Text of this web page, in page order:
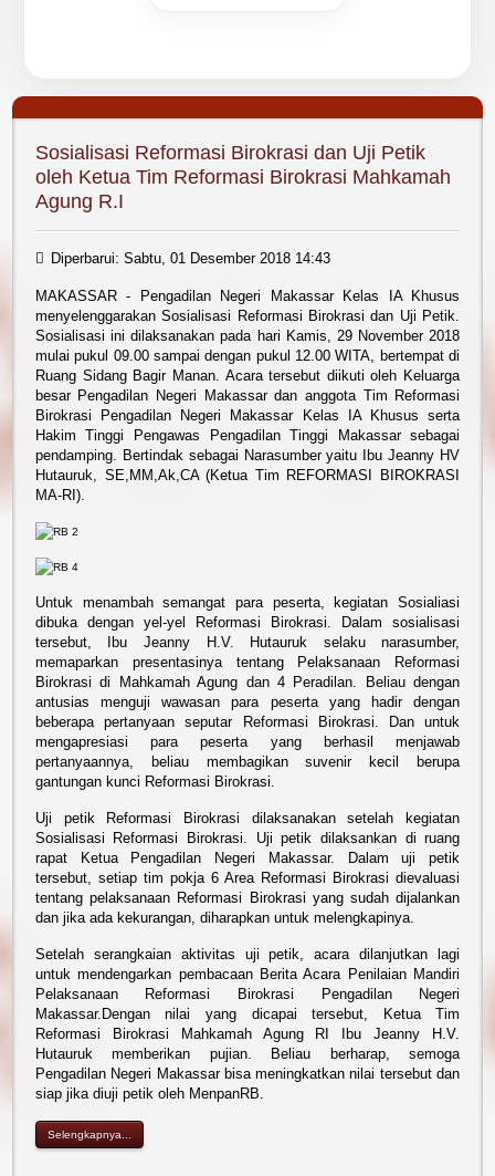
Sosialisasi Reformasi Birokrasi dan Uji Petik
oleh Ketua Tim Reformasi Birokrasi Mahkamah
Agung R.I
Diperbarui: Sabtu, 01 Desember 2018 14:43
MAKASSAR - Pengadilan Negeri Makassar Kelas IA Khusus
menyelenggarakan Sosialisasi Reformasi Birokrasi dan Uji Petik.
Sosialisasi ini dilaksanakan pada hari Kamis, 29 November 2018
mulai pukul 09.00 sampai dengan pukul 12.00 WITA, bertempat di
Ruang Sidang Bagir Manan. Acara tersebut diikuti oleh Keluarga
besar Pengadilan Negeri Makassar dan anggota Tim Reformasi
Birokrasi Pengadilan Negeri Makassar Kelas IA Khusus serta
Hakim Tinggi Pengawas Pengadilan Tinggi Makassar sebagai
pendamping. Bertindak sebagai Narasumber yaitu Ibu Jeanny HV
Hutauruk, SE,MM,Ak,CA (Ketua Tim REFORMASI BIROKRASI
MA-RI).
Untuk menambah semangat para peserta, kegiatan Sosialiasi
dibuka dengan yel-yel Reformasi Birokrasi. Dalam sosialisasi
tersebut, Ibu Jeanny H.V. Hutauruk selaku narasumber,
memaparkan presentasinya tentang Pelaksanaan Reformasi
Birokrasi di Mahkamah Agung dan 4 Peradilan. Beliau dengan
antusias menguji wawasan para peserta yang hadir dengan
beberapa pertanyaan seputar Reformasi Birokrasi. Dan untuk
mengapresiasi para peserta yang berhasil menjawab
pertanyaannya, beliau membagikan suvenir kecil berupa
gantungan kunci Reformasi Birokrasi.
Uji petik Reformasi Birokrasi dilaksanakan setelah kegiatan
Sosialisasi Reformasi Birokrasi. Uji petik dilaksankan di ruang
rapat Ketua Pengadilan Negeri Makassar. Dalam uji petik
tersebut, setiap tim pokja 6 Area Reformasi Birokrasi dievaluasi
tentang pelaksanaan Reformasi Birokrasi yang sudah dijalankan
dan jika ada kekurangan, diharapkan untuk melengkapinya.
Setelah serangkaian aktivitas uji petik, acara dilanjutkan lagi
untuk mendengarkan pembacaan Berita Acara Penilaian Mandiri
Pelaksanaan Reformasi Birokrasi Pengadilan Negeri
Makassar.Dengan nilai yang dicapai tersebut, Ketua Tim
Reformasi Birokrasi Mahkamah Agung RI Ibu Jeanny H.V.
Hutauruk memberikan pujian. Beliau berharap, semoga
Pengadilan Negeri Makassar bisa meningkatkan nilai tersebut dan
siap jika diuji petik oleh MenpanRB.
Selengkapnya...